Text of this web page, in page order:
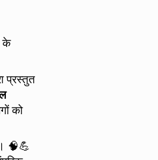
के
प्रस्तुत
को
🧠💪